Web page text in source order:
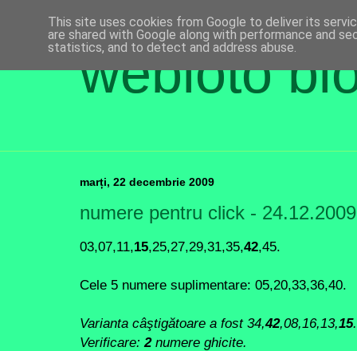
webloto
marți, 22 decembrie 2009
numere pentru click - 24.12.2009
03,07,11,15,25,27,29,31,35,42,45.
Cele 5 numere suplimentare: 05,20,33,36,40.
Varianta câştigătoare a fost 34,42,08,16,13,15.
Verificare: 2numere ghicite.
This site uses cookies from Google to deliver its
are shared with Google along with performance and
statistics, and to detect and address abuse.